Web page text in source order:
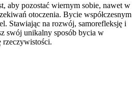
aby pozostać wiernym sobie, nawet w
otoczenia. Bycie współczesnym
Stawiając na rozwój, samorefleksję i
swój unikalny sposób bycia w
rzeczywistości.